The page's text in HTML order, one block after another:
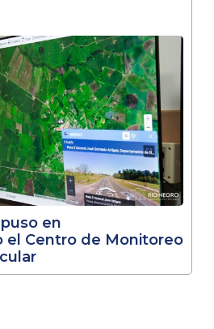
en
el Centro de Monitoreo